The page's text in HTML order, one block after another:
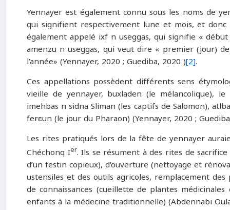
Yennayer est également connu sous les noms de
qui signifient respectivement lune et mois, et donc
également appelé ixf n useggas, qui signifie «
amenzu n useggas, qui veut dire « premier (jour)
l’année» (Yennayer, 2020 ; Guediba, 2020 )[2].
Ces appellations possèdent différents sens
vieille de yennayer, buxladen (le mélancolique),
imehbas n sidna Sliman (les captifs de Salomon),
ferɛun (le jour du Pharaon) (Yennayer, 2020 ;
Les rites pratiqués lors de la fête de yennayer
Chéchonq Ier. Ils se résument à des rites de
d’un festin copieux), d’ouverture (nettoyage et
ustensiles et des outils agricoles, remplacement
de connaissances (cueillette de plantes
enfants à la médecine traditionnelle) (Abdennabi